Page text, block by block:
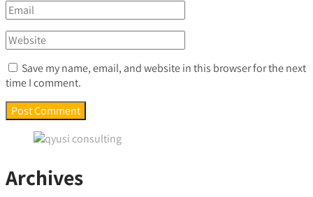
Save my name, email, and website in this browser for the next
time I comment.
Archives